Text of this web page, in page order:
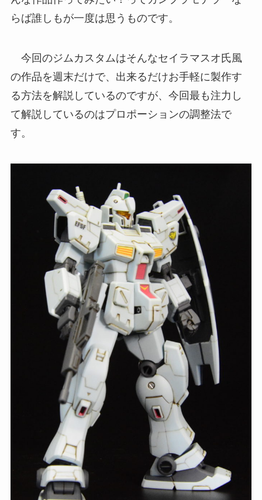
らば誰しもが一度は思うものです。
今回のジムカスタムはそんなセイラマスオ氏風
の作品を週末だけで、出来るだけお手軽に製作す
る方法を解説しているのですが、今回最も注力し
て解説しているのはプロポーションの調整法で
す。